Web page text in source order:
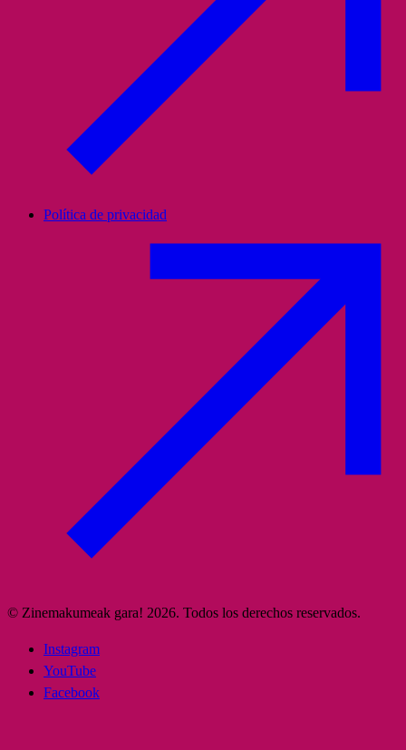
Política de privacidad
© Zinemakumeak gara! 2026. Todos los derechos reservados.
Instagram
YouTube
Facebook